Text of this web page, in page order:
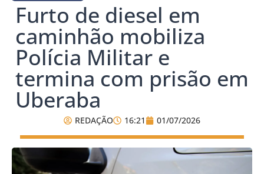
Furto de diesel em
caminhão mobiliza
Polícia Militar e
termina com prisão em
Uberaba
REDAÇÃO 16:21 01/07/2026